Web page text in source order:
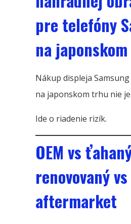
pre telefóny
na
Nákup displeja
na japonskom trhu nie je
Ide o riadenie rizík.
OEM vs
renovovaný vs
aftermarket